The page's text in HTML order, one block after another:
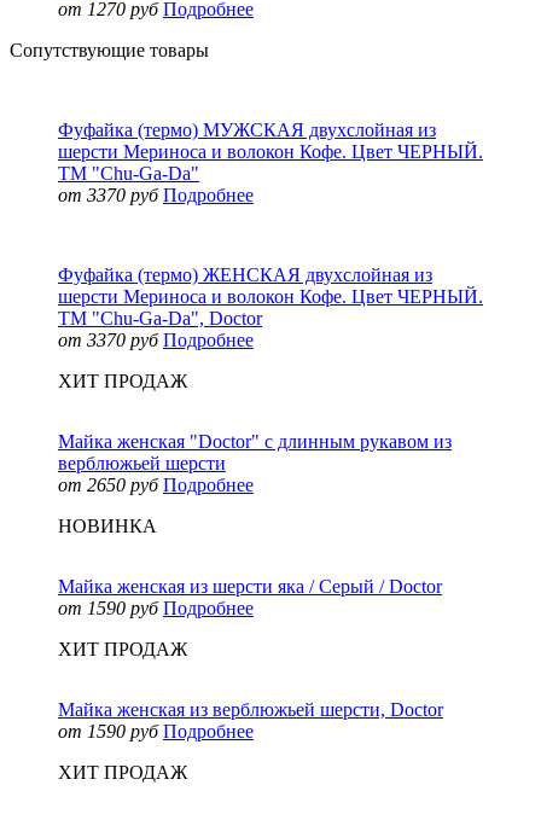
от 1270 руб Подробнее
Сопутствующие товары
Фуфайка (термо) МУЖСКАЯ двухслойная из
шерсти Мериноса и волокон Кофе. Цвет ЧЕРНЫЙ.
ТМ "Chu-Ga-Da"
от 3370 руб Подробнее
Фуфайка (термо) ЖЕНСКАЯ двухслойная из
шерсти Мериноса и волокон Кофе. Цвет ЧЕРНЫЙ.
ТМ "Chu-Ga-Da", Doctor
от 3370 руб Подробнее
ХИТ ПРОДАЖ
Майка женская "Doctor" с длинным рукавом из
верблюжьей шерсти
от 2650 руб Подробнее
НОВИНКА
Майка женская из шерсти яка / Серый / Doctor
от 1590 руб Подробнее
ХИТ ПРОДАЖ
Майка женская из верблюжьей шерсти, Doctor
от 1590 руб Подробнее
ХИТ ПРОДАЖ